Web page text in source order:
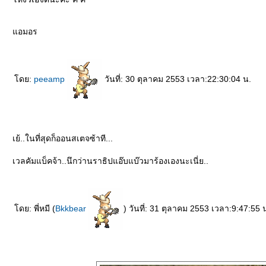
อมอร
ดย: peeamp วันที่: 30 ตุลาคม 2553 เวลา:22:30:04 น.
เย้..ในที่สุดก็ออนสเตจซ้าที...
เวลคัมแบ็คจ้า..นึกว่านราธิปแอ๊บแบ๊วมาร้องเองนะเนี่ย..
ดย: พี่หมี (Bkkbear ) วันที่: 31 ตุลาคม 2553 เวลา:9:47:55